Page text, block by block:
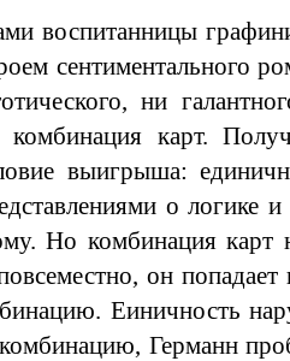
воспитанницы
сентиментального
ни
карт.
выигрыша:
о логике
Но комбинация карт
он
Еиничность
Германн